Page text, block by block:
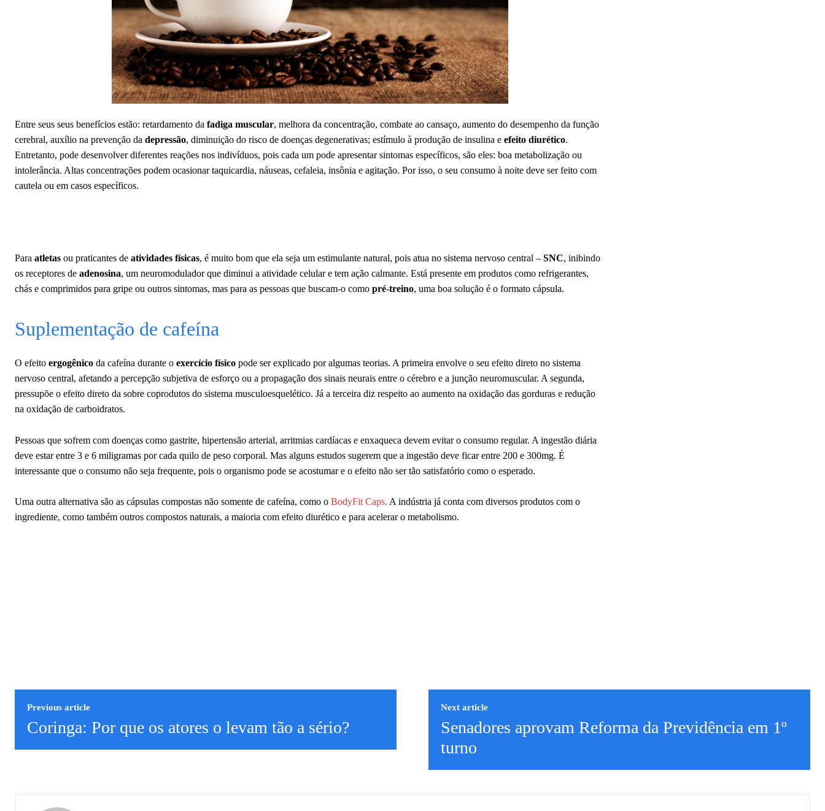
Entre seus seus benefícios estão: retardamento da fadiga muscular, melhora da concentração, combate ao cansaço, aumento do desempenho da função
cerebral, auxílio na prevenção da depressão, diminuição do risco de doenças degenerativas; estímulo à produção de insulina e efeito diurético.
Entretanto, pode desenvolver diferentes reações nos indivíduos, pois cada um pode apresentar sintomas específicos, são eles: boa metabolização ou
intolerância. Altas concentrações podem ocasionar taquicardia, náuseas, cefaleia, insônia e agitação. Por isso, o seu consumo à noite deve ser feito com
cautela ou em casos específicos.
Para atletas ou praticantes de atividades físicas, é muito bom que ela seja um estimulante natural, pois atua no sistema nervoso central – SNC, inibindo
os receptores de adenosina, um neuromodulador que diminui a atividade celular e tem ação calmante. Está presente em produtos como refrigerantes,
chás e comprimidos para gripe ou outros sintomas, mas para as pessoas que buscam-o como pré-treino, uma boa solução é o formato cápsula.
Suplementação de cafeína
O efeito ergogênico da cafeína durante o exercício físico pode ser explicado por algumas teorias. A primeira envolve o seu efeito direto no sistema
nervoso central, afetando a percepção subjetiva de esforço ou a propagação dos sinais neurais entre o cérebro e a junção neuromuscular. A segunda,
pressupõe o efeito direto da sobre coprodutos do sistema musculoesquelético. Já a terceira diz respeito ao aumento na oxidação das gorduras e redução
na oxidação de carboidratos.
Pessoas que sofrem com doenças como gastrite, hipertensão arterial, arritmias cardíacas e enxaqueca devem evitar o consumo regular. A ingestão diária
deve estar entre 3 e 6 miligramas por cada quilo de peso corporal. Mas alguns estudos sugerem que a ingestão deve ficar entre 200 e 300mg. É
interessante que o consumo não seja frequente, pois o organismo pode se acostumar e o efeito não ser tão satisfatório como o esperado.
Uma outra alternativa são as cápsulas compostas não somente de cafeína, como o BodyFit Caps. A indústria já conta com diversos produtos com o
ingrediente, como também outros compostos naturais, a maioria com efeito diurético e para acelerar o metabolismo.
Previous article
Coringa: Por que os atores o levam tão a sério?
Next article
Senadores aprovam Reforma da Previdência em 1º
turno